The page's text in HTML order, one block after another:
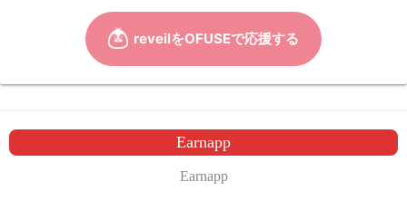
Earnapp
Earnapp